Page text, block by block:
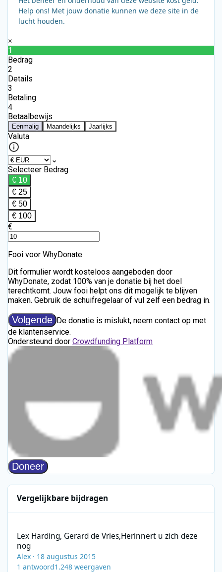
Help ons! Met jouw donatie kunnen we deze site in de
lucht houden.
Vergelijkbare bijdragen
Lex Harding, Gerard de Vries,Herinnert u zich deze
nog
Alex · 18 augustus 2015
1 antwoord1.248 weergaven